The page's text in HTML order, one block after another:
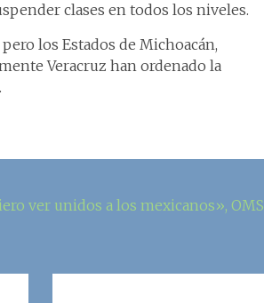
clases en todos los niveles.
los Estados de Michoacán,
Veracruz han ordenado la
ver unidos a los mexicanos», OMS